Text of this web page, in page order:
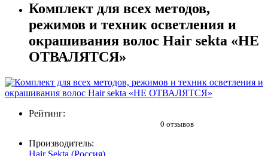
Комплект для всех методов,
режимов и техник осветления и
окрашивания волос Hair sekta «НЕ
ОТВАЛЯТСЯ»
Рейтинг:
0 отзывов
Производитель: